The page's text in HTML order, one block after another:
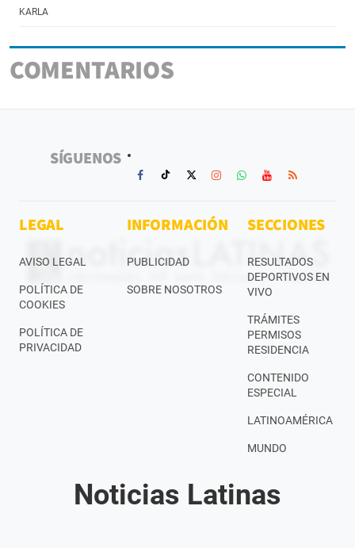
KARLA
COMENTARIOS
SÍGUENOS
LEGAL
AVISO LEGAL
POLÍTICA DE
COOKIES
POLÍTICA DE
PRIVACIDAD
INFORMACIÓN
PUBLICIDAD
SOBRE NOSOTROS
SECCIONES
RESULTADOS
DEPORTIVOS EN
VIVO
TRÁMITES
PERMISOS
RESIDENCIA
CONTENIDO
ESPECIAL
LATINOAMÉRICA
MUNDO
Noticias Latinas